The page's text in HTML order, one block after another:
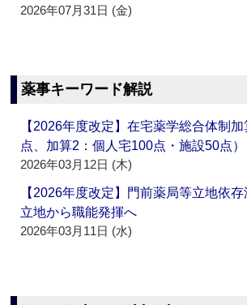
2026年07月31日 (金)
薬事キーワード解説
【2026年度改定】在宅薬学総合体制
点、加算2：個人宅100点・施設50点
2026年03月12日 (木)
【2026年度改定】門前薬局等立地依
立地から職能発揮へ
2026年03月11日 (水)